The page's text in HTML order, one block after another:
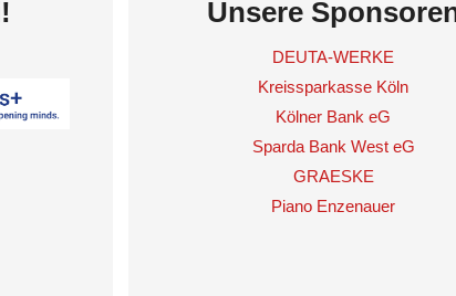
Unsere
DEUTA-WERKE
Kreissparkasse Köln
Kölner Bank eG
Sparda Bank West eG
GRAESKE
Piano Enzenauer